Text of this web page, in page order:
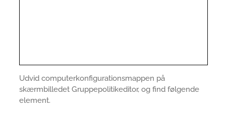
Udvid computerkonfigurationsmappen på
skærmbilledet Gruppepolitikeditor, og find følgende
element.